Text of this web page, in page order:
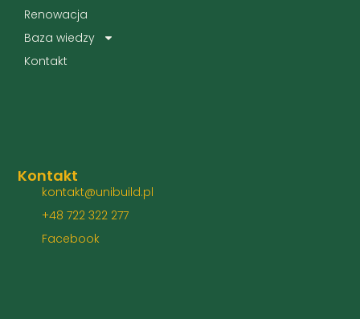
Renowacja
Baza wiedzy
Kontakt
Kontakt
kontakt@unibuild.pl
+48 722 322 277
Facebook